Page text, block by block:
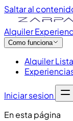
Saltar al
Alquiler
Como funciona
Alquiler
Iniciar sesion
En esta página